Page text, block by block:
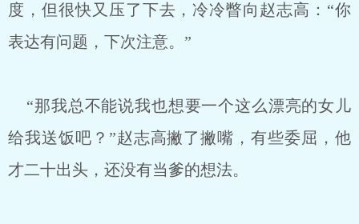
度，但很快又压了下去，冷冷瞥向赵志高：“你
表达有问题，下次注意。”
“那我总不能说我也想要一个这么漂亮的女儿
给我送饭吧？”赵志高撇了撇嘴，有些委屈，他
才二十出头，还没有当爹的想法。